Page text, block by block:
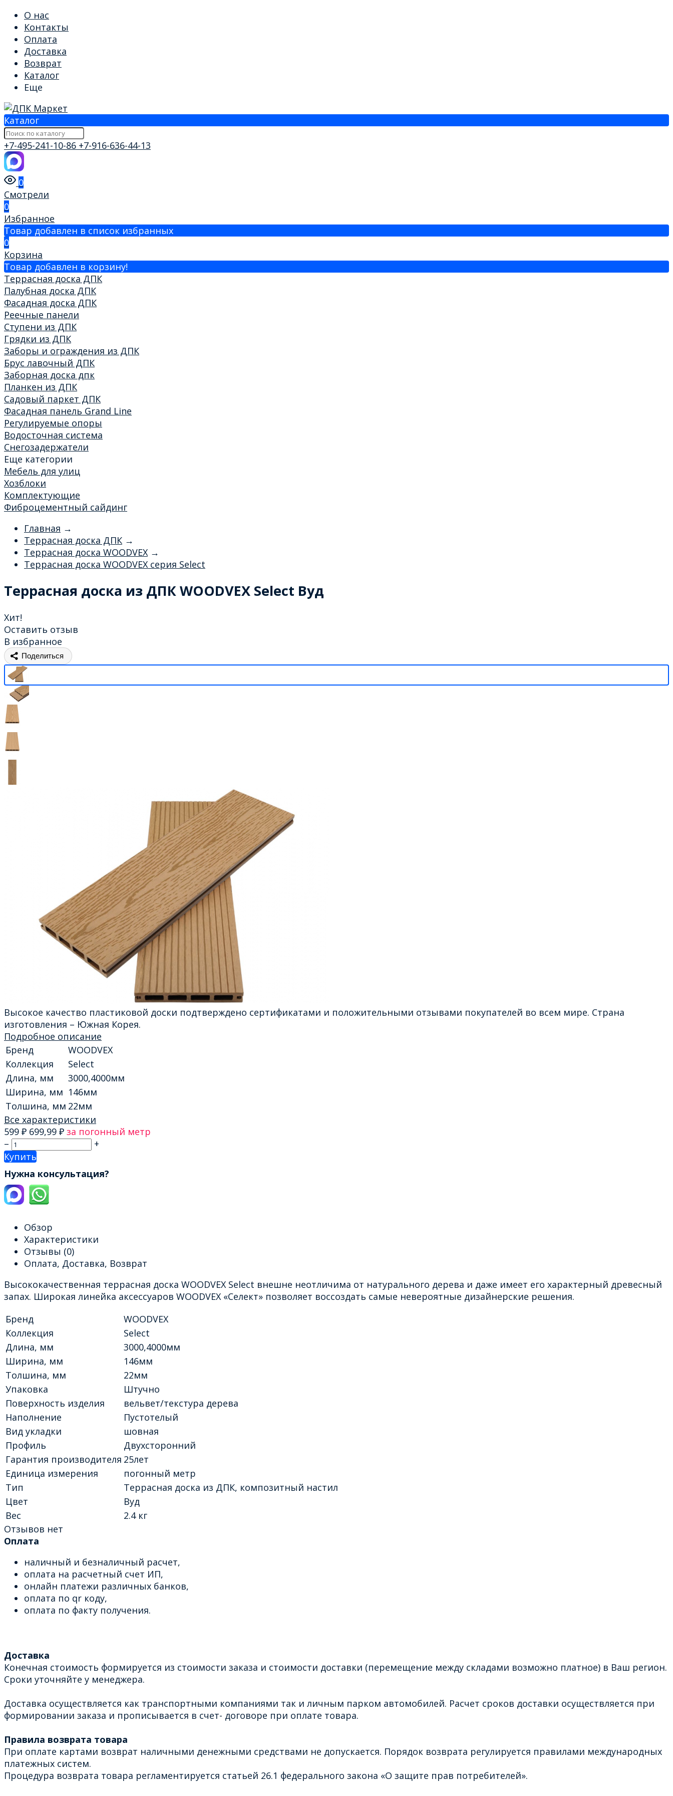
О нас
Контакты
Оплата
Доставка
Возврат
Каталог
Еще
Каталог
+7-495-241-10-86 +7-916-636-44-13
0
Смотрели
0
Избранное
Товар добавлен в список избранных
0
Корзина
Товар добавлен в корзину!
Террасная доска ДПК
Палубная доска ДПК
Фасадная доска ДПК
Реечные панели
Ступени из ДПК
Грядки из ДПК
Заборы и ограждения из ДПК
Брус лавочный ДПК
Заборная доска дпк
Планкен из ДПК
Садовый паркет ДПК
Фасадная панель Grand Line
Регулируемые опоры
Водосточная система
Снегозадержатели
Еще категории
Мебель для улиц
Хозблоки
Комплектующие
Фиброцементный сайдинг
Главная →
Террасная доска ДПК →
Террасная доска WOODVEX →
Террасная доска WOODVEX серия Select
Террасная доска из ДПК WOODVEX Select Вуд
Хит!
Оставить отзыв
В избранное
Поделиться
Высокое качество пластиковой доски подтверждено сертификатами и положительными отзывами покупателей во всем мире. Страна
изготовления – Южная Корея.
Подробное описание
Бренд
WOODVEX
Коллекция
Select
Длина, мм
3000,4000мм
Ширина, мм 146мм
Толшина, мм 22мм
Все характеристики
599 ₽ 699,99 ₽ за погонный метр
–
+
Купить
Нужна консультация?
Обзор
Характеристики
Отзывы (0)
Оплата, Доставка, Возврат
Высококачественная террасная доска WOODVEX Select внешне неотличима от натурального дерева и даже имеет его характерный древесный
запах. Широкая линейка аксессуаров WOODVEX «Селект» позволяет воссоздать самые невероятные дизайнерские решения.
Бренд
WOODVEX
Коллекция
Select
Длина, мм
3000,4000мм
Ширина, мм
146мм
Толшина, мм
22мм
Упаковка
Штучно
Поверхность изделия
вельвет/текстура дерева
Наполнение
Пустотелый
Вид укладки
шовная
Профиль
Двухсторонний
Гарантия производителя 25лет
Единица измерения
погонный метр
Тип
Террасная доска из ДПК, композитный настил
Цвет
Вуд
Вес
2.4 кг
Отзывов нет
Оплата
наличный и безналичный расчет,
оплата на расчетный счет ИП,
онлайн платежи различных банков,
оплата по qr коду,
оплата по факту получения.
Доставка
Конечная стоимость формируется из стоимости заказа и стоимости доставки (перемещение между складами возможно платное) в Ваш регион.
Сроки уточняйте у менеджера.
Доставка осуществляется как транспортными компаниями так и личным парком автомобилей. Расчет сроков доставки осуществляется при
формировании заказа и прописывается в счет- договоре при оплате товара.
Правила возврата товара
При оплате картами возврат наличными денежными средствами не допускается. Порядок возврата регулируется правилами международных
платежных систем.
Процедура возврата товара регламентируется статьей 26.1 федерального закона «О защите прав потребителей».